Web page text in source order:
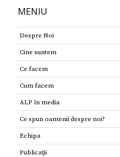
MENIU
Despre Noi
Cine suntem
Ce facem
Cum facem
ALP în media
Ce spun oamenii despre noi?
Echipa
Publicaţii